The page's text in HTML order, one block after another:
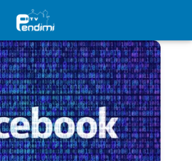
in the database]